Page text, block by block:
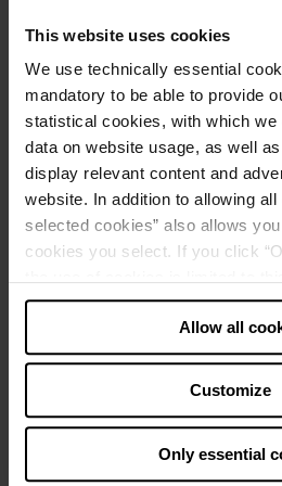
This website uses cookies
We use technically essential
mandatory to be able to provide
statistical cookies, with which we
data on website usage, as well
display relevant content and
website. In addition to allowing all
selected cookies” also allows
cookies you select. If you click
your decision at any time via
Note about the processing of
By clicking “Allow all cookies”
data will be processed in the
Allow all
Customize
Only essential
Financial Services Lead, AWS
Bhaskar Mitra
Head of Solution & Customer
Tabla de contenido